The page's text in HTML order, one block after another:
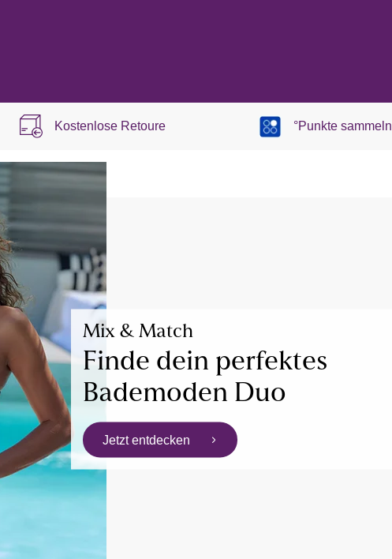
Kostenlose Retoure °Punkte sammeln
Mix & Match
Finde dein perfektes
Bademoden Duo
Jetzt entdecken